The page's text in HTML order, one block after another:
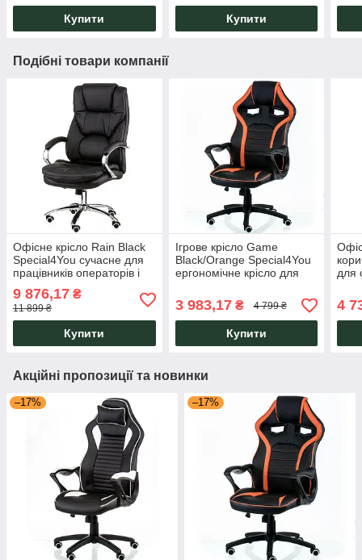
Купити Купити
Подібні товари компанії
Офісне крісло Rain Black
Special4You сучасне для
працівників операторів і
роботи за комп'ютером в
офісі коверткінгу
9 876,17 ₴
11 899 ₴
Купити
Ігрове крісло Game
Black/Orange Special4You
ергономічне крісло для
клубів тривалих ігрових
марафоно
3 983,17₴ 4 799 ₴
Купити
для
4
Акційні пропозиції та новинки
–17% –17%